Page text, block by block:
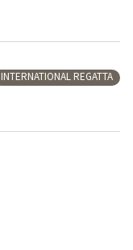
INTERNATIONAL REGATTA